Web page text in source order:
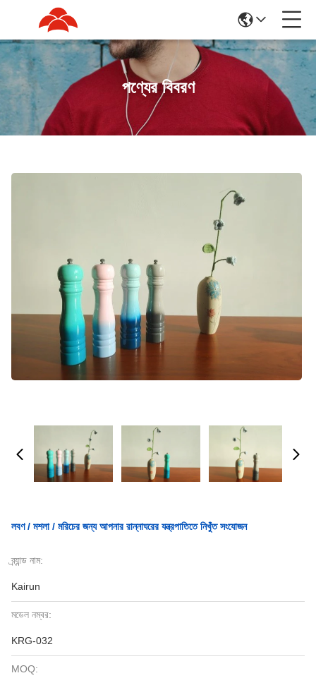
পণ্যের বিবরণ
লবণ / মশলা / মরিচের জন্য আপনার রান্নাঘরের যন্ত্রপাতিতে নিখুঁত সংযোজন
ব্র্যান্ড নাম:
Kairun
মডেল নম্বর:
KRG-032
MOQ: